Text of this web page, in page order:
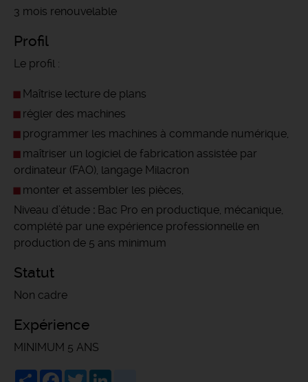
3 mois renouvelable
Profil
Le profil :
Maîtrise lecture de plans
régler des machines
programmer les machines à commande numérique,
maîtriser un logiciel de fabrication assistée par
ordinateur (FAO), langage Milacron
monter et assembler les pièces,
Niveau d’étude : Bac Pro en productique, mécanique,
complété par une expérience professionnelle en
production de 5 ans minimum
Statut
Non cadre
Expérience
MINIMUM 5 ANS
ShareFacebook
Twitter